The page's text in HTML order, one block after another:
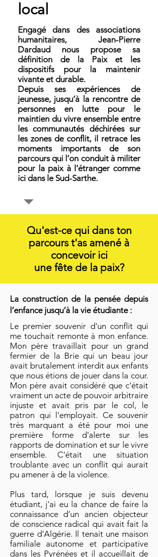
local
Engagé dans des associations
humanitaires, Jean-Pierre
Dardaud nous propose sa
définition de la Paix et les
dispositifs pour la maintenir
vivante et durable.
Depuis ses expériences de
jeunesse, jusqu’à la rencontre de
personnes en lutte pour le
maintien du vivre ensemble entre
les communautés déchirées sur
les zones de conflit, il retrace les
moments importants de son
parcours qui l’on conduit à militer
pour la paix à l’étranger comme
ici dans le Sud-Sarthe.
Qu'est-ce qui dans ton
parcours t'as amené à
concevoir ici
une fête de la paix?
La construction de la pensée depuis
l’enfance jusqu’à la vie étudiante :
Le premier souvenir d'un conflit qui
me touchait remonte à mon enfance.
Mon père travaillait pour un grand
fermier de la Brie qui un beau jour
avait brutalement interdit aux enfants
que nous étions de jouer dans la cour.
Mon père avait considéré que c'était
vraiment un acte de pouvoir arbitraire
injuste et avait pris par le col, le
patron qui l'employait. Ce souvenir
très marquant a été pour moi une
première forme d'alerte sur les
rapports de domination et sur le vivre
ensemble. C'était une situation
troublante avec un conflit qui aurait
pu amener à de la violence.
Plus tard, lorsque je suis devenu
étudiant, j'ai eu la chance de faire la
connaissance d’un ancien objecteur
de conscience radical qui avait fait la
guerre d'Algérie. Il tenait une maison
familiale autonome et participative
dans les Pyrénées et il accueillait de